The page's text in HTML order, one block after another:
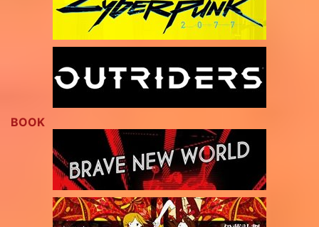
BOOK